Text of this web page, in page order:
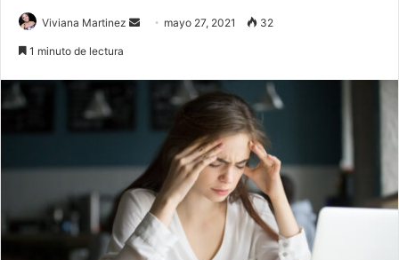
Viviana Martinez
Send mayo 27, 2021 32
1 minuto de lectura